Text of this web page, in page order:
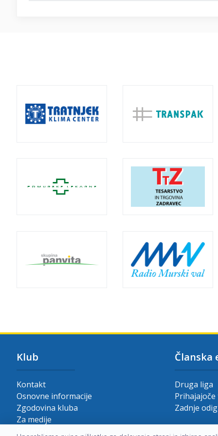
Klub
Kontakt
Osnovne informacije
Zgodovina kluba
Za medije
Članska
Druga liga
Zadnje